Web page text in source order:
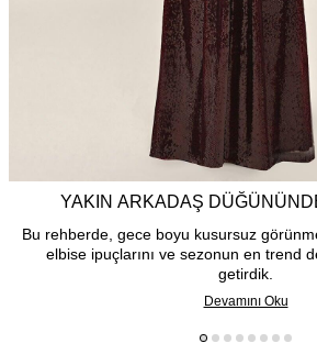
YAKIN ARKADAŞ
Bu rehberde, gece boyu kusursuz
elbise ipuçlarını ve sezonun en trend
getirdik.
Devamını Oku